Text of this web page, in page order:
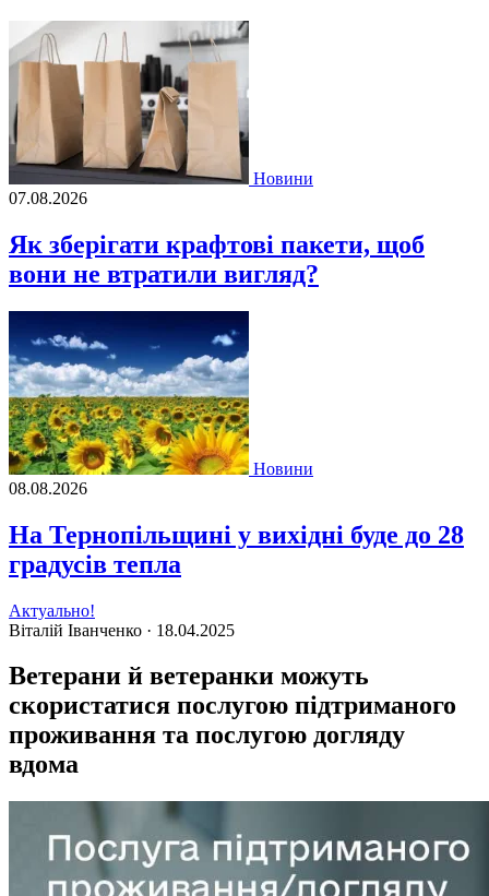
Новини
07.08.2026
Як зберігати крафтові пакети, щоб
вони не втратили вигляд?
Новини
08.08.2026
На Тернопільщині у вихідні буде до 28
градусів тепла
Актуально!
Віталій Іванченко · 18.04.2025
Ветерани й ветеранки можуть
скористатися послугою підтриманого
проживання та послугою догляду
вдома